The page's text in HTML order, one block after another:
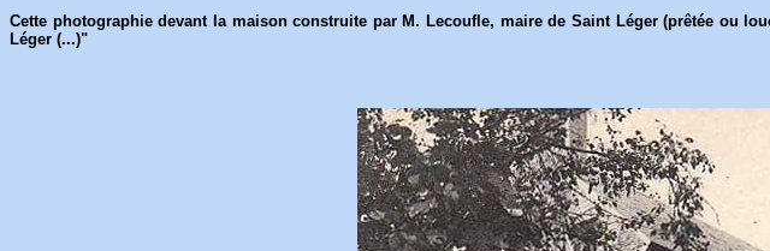
Cette photographie devant la maison construite par M. Lecoufle, maire de Saint Léger (prêtée ou
Léger (...)"